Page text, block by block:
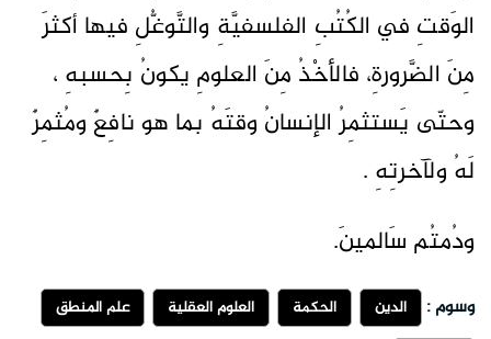
الوَقتِ في الكُتُبِ الفلسفيَّةِ والتَّوغُّلِ فيها أكثرَ
مِنَ الضَّرورةِ، فالأخْذُ مِنَ العلومِ يكونُ بِحسبهِ ،
وحتّى يَستثمِرُ الإنسانُ وقتَهُ بما هو نافِعٌ ومُثمِرٌ
لَهُ ولآخرتِهِ .
ودُمتُم سَالمينَ.
وسوم : الدين الحكمة العلوم العقلية علم المنطق